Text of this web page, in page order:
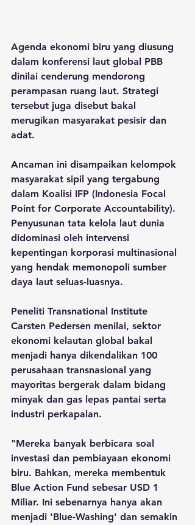
Agenda ekonomi biru yang diusung
dalam konferensi laut global PBB
dinilai cenderung mendorong
perampasan ruang laut. Strategi
tersebut juga disebut bakal
merugikan masyarakat pesisir dan
adat.
Ancaman ini disampaikan kelompok
masyarakat sipil yang tergabung
dalam Koalisi IFP (Indonesia Focal
Point for Corporate Accountability).
Penyusunan tata kelola laut dunia
didominasi oleh intervensi
kepentingan korporasi multinasional
yang hendak memonopoli sumber
daya laut seluas-luasnya.
Peneliti Transnational Institute
Carsten Pedersen menilai, sektor
ekonomi kelautan global bakal
menjadi hanya dikendalikan 100
perusahaan transnasional yang
mayoritas bergerak dalam bidang
minyak dan gas lepas pantai serta
industri perkapalan.
"Mereka banyak berbicara soal
investasi dan pembiayaan ekonomi
biru. Bahkan, mereka membentuk
Blue Action Fund sebesar USD 1
Miliar. Ini sebenarnya hanya akan
menjadi 'Blue-Washing' dan semakin